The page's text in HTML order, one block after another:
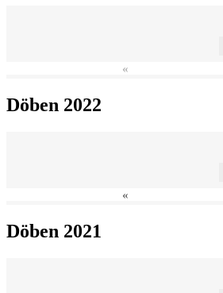
«
Döben 2022
«
Döben 2021